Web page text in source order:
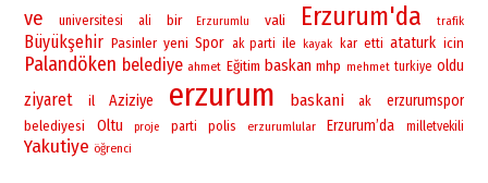
ve universitesi ali bir Erzurumlu vali Erzurum'da trafik
Büyükşehir Pasinler yeni Spor ak parti ile kayak kar etti ataturk icin
Palandöken belediye ahmet Eğitim baskan mhp mehmet turkiye oldu
ziyaret il Aziziye erzurum baskani ak erzurumspor
belediyesi Oltu proje parti polis erzurumlular Erzurum’da milletvekili
Yakutiye öğrenci